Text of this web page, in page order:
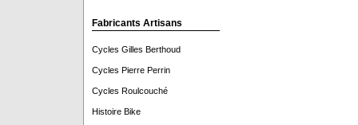
Fabricants Artisans
Cycles Gilles Berthoud
Cycles Pierre Perrin
Cycles Roulcouché
Histoire Bike